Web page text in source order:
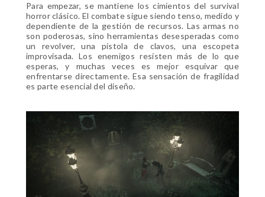
Para empezar, se mantiene los cimientos del survival
horror clásico. El combate sigue siendo tenso, medido y
dependiente de la gestión de recursos. Las armas no
son poderosas, sino herramientas desesperadas como
un revolver, una pistola de clavos, una escopeta
improvisada. Los enemigos resisten más de lo que
esperas, y muchas veces es mejor esquivar que
enfrentarse directamente. Esa sensación de fragilidad
es parte esencial del diseño.